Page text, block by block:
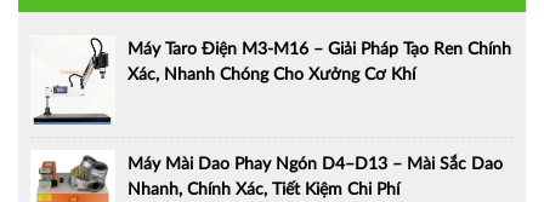
Máy Taro Điện M3-M16 – Giải Pháp Tạo Ren Chính
Xác, Nhanh Chóng Cho Xưởng Cơ Khí
Máy Mài Dao Phay Ngón D4–D13 – Mài Sắc Dao
Nhanh, Chính Xác, Tiết Kiệm Chi Phí